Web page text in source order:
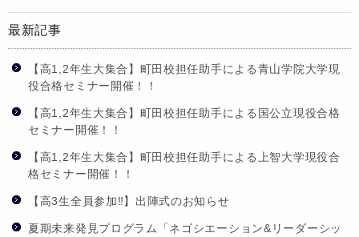
最新記事
【高1,2年生大集合】町田校担任助手による青山学院大学現
役合格セミナー開催！！
【高1,2年生大集合】町田校担任助手による国公立現役合格
セミナー開催！！
【高1,2年生大集合】町田校担任助手による上智大学現役合
格セミナー開催！！
【高3生全員参加‼】出陣式のお知らせ
夏期未来発見プログラム「ネゴシエーション&リーダーシッ